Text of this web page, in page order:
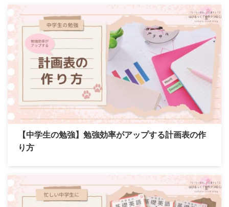
【中学生の勉強】勉強効率がアップする計画表の作
り方